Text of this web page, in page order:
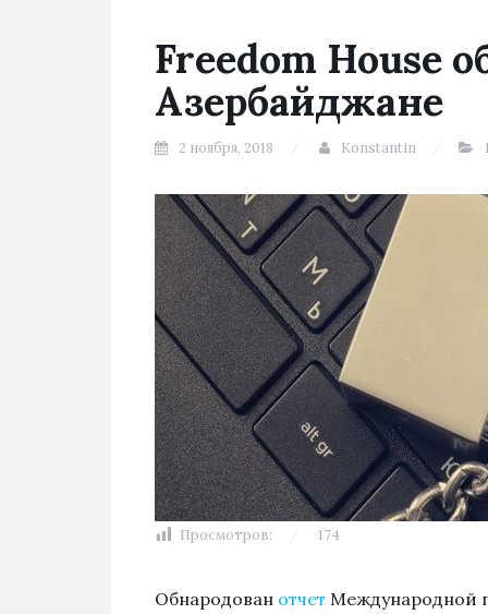
Freedom House
Азербайджане
2 ноября, 2018 Konstantin
Просмотров: 174
Обнародован отчет Международной